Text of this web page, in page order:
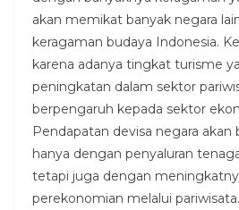
akan memikat banyak negara
keragaman budaya Indonesia.
karena adanya tingkat turisme
peningkatan dalam sektor
berpengaruh kepada sektor
Pendapatan devisa negara
hanya dengan penyaluran
tetapi juga dengan
perekonomian melalui